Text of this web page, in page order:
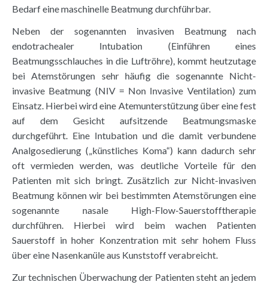
Bedarf eine maschinelle Beatmung durchführbar.
Neben der sogenannten invasiven Beatmung nach
endotrachealer Intubation (Einführen eines
Beatmungsschlauches in die Luftröhre), kommt heutzutage
bei Atemstörungen sehr häufig die sogenannte Nicht-
invasive Beatmung (NIV = Non Invasive Ventilation) zum
Einsatz. Hierbei wird eine Atemunterstützung über eine fest
auf dem Gesicht aufsitzende Beatmungsmaske
durchgeführt. Eine Intubation und die damit verbundene
Analgosedierung („künstliches Koma“) kann dadurch sehr
oft vermieden werden, was deutliche Vorteile für den
Patienten mit sich bringt. Zusätzlich zur Nicht-invasiven
Beatmung können wir bei bestimmten Atemstörungen eine
sogenannte nasale High-Flow-Sauerstofftherapie
durchführen. Hierbei wird beim wachen Patienten
Sauerstoff in hoher Konzentration mit sehr hohem Fluss
über eine Nasenkanüle aus Kunststoff verabreicht.
Zur technischen Überwachung der Patienten steht an jedem